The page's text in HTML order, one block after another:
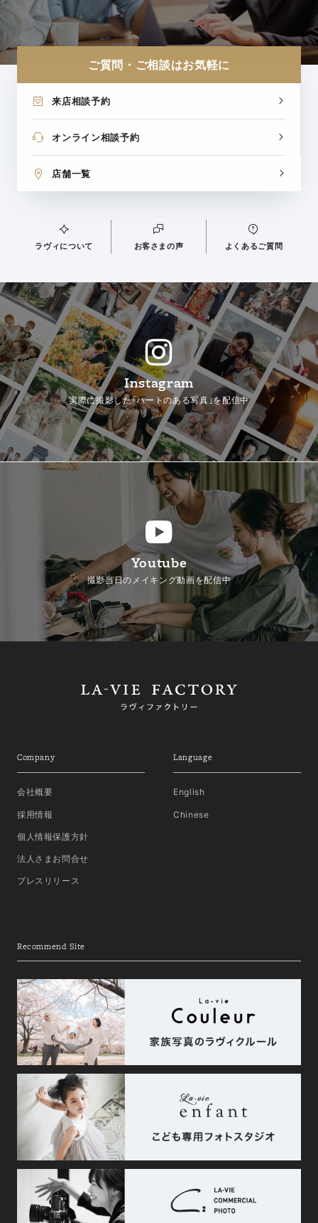
ご質問・ご相談はお気軽に
来店相談予約
オンライン相談予約
店舗一覧
ラヴィについて お客さまの声 よくあるご質問
Instagram
実際に撮影した「ハートのある写真」を配信中
Youtube
撮影当日のメイキング動画を配信中
Company
会社概要
採用情報
個人情報保護方針
法人さまお問合せ
プレスリリース
Language
English
Chinese
Recommend Site